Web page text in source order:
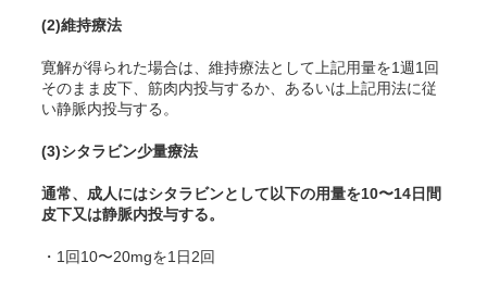
(2)維持療法
寛解が得られた場合は、維持療法として上記用量を1週1回
そのまま皮下、筋肉内投与するか、あるいは上記用法に従
い静脈内投与する。
(3)シタラビン少量療法
通常、成人にはシタラビンとして以下の用量を10〜14日間
皮下又は静脈内投与する。
・1回10〜20mgを1日2回